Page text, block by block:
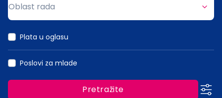
Oblast rada
Plata u oglasu
Poslovi za mlade
Pretražite